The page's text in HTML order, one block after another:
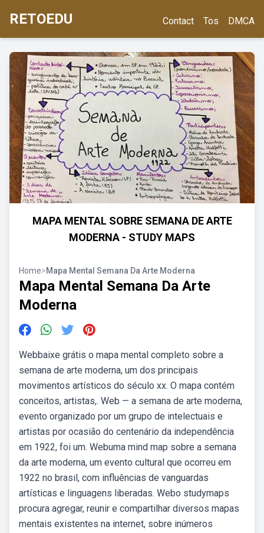
RETOEDU Contact Tos DMCA
MAPA MENTAL SOBRE SEMANA DE ARTE
MODERNA - STUDY MAPS
Home>Mapa Mental Semana Da Arte Moderna
Mapa Mental Semana Da Arte
Moderna
Webbaixe grátis o mapa mental completo sobre a
semana de arte moderna, um dos principais
movimentos artísticos do século xx. O mapa contém
conceitos, artistas,. Web — a semana de arte moderna,
evento organizado por um grupo de intelectuais e
artistas por ocasião do centenário da independência
em 1922, foi um. Webuma mind map sobre a semana
da arte moderna, um evento cultural que ocorreu em
1922 no brasil, com influências de vanguardas
artísticas e linguagens liberadas. Webo studymaps
procura agregar, reunir e compartilhar diversos mapas
mentais existentes na internet, sobre inúmeros